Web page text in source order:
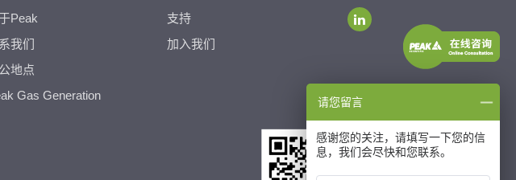
Peak
我们
地点
Gas Generation
支持
加入我们
请您留言
感谢您的关注，请填写一下您的信
息，我们会尽快和您联系。